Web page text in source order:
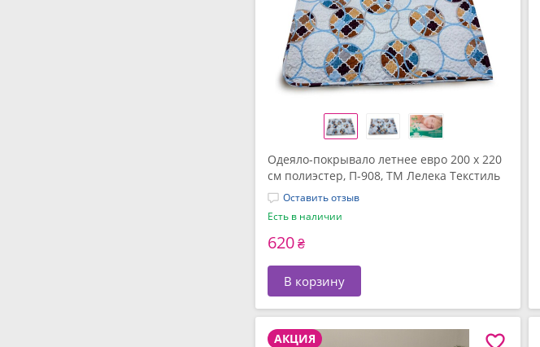
Одеяло-покрывало летнее евро 200 x 220
см полиэстер, П-908, ТМ Лелека Текстиль
Оставить отзыв
Есть в наличии
620₴
В корзину
АКЦИЯ